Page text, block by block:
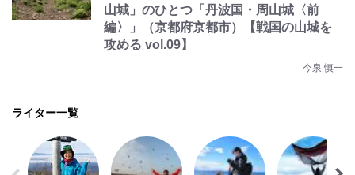
山城」のひとつ「丹波国・周山城〈前
編〉」（京都府京都市）【戦国の山城を
攻める vol.09】
今泉 慎一
ライター一覧